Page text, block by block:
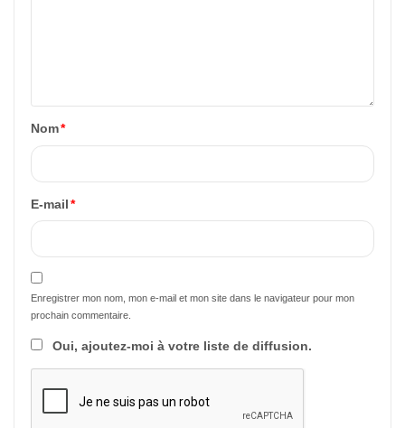
Nom*
E-mail *
Enregistrer mon nom, mon e-mail et mon site dans le navigateur pour mon
prochain commentaire.
Oui, ajoutez-moi à votre liste de diffusion.